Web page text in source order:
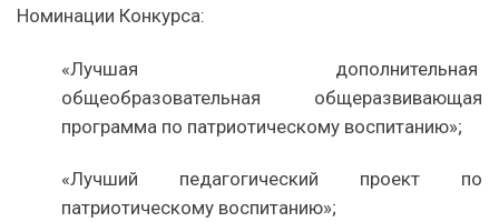
Номинации Конкурса:
«Лучшая дополнительная
общеобразовательная общеразвивающая
программа по патриотическому воспитанию»;
«Лучший педагогический проект по
патриотическому воспитанию»;